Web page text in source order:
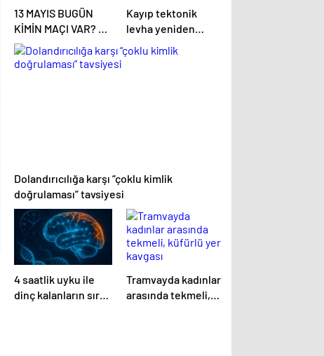
13 MAYIS BUGÜN
KİMİN MAÇI VAR? Bu
Akşam Hangi Maçlar
Var? 13 Mayıs Günün
Kayıp tektonik
levha yeniden
ortaya çıkıyor…
Dolandırıcılığa karşı “çoklu kimlik
doğrulaması” tavsiyesi
4 saatlik uyku ile
dinç kalanların sırrı:
Tramvayda kadınlar
arasında tekmeli,